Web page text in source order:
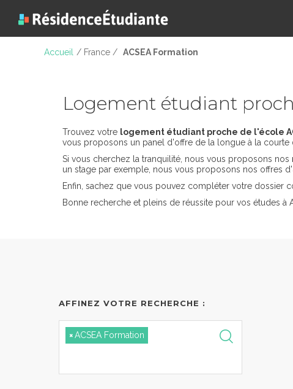
Accueil / France / ACSEA Formation
Logement étudiant
Trouvez votre logement étudiant proche de l'école
vous proposons un panel d'offre de la longue à la courte
Si vous cherchez la tranquilité, nous vous proposons nos
un stage par exemple, nous vous proposons nos offres d'
Enfin, sachez que vous pouvez compléter votre dossier
Bonne recherche et pleins de réussite pour vos études à
AFFINEZ VOTRE RECHERCHE :
×ACSEA Formation